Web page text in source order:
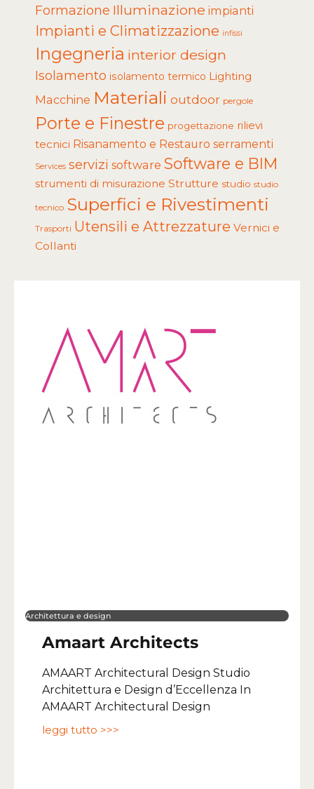
Formazione Illuminazione impianti
Impianti e Climatizzazione infissi
Ingegneria interior design
Isolamento isolamento termico Lighting
Macchine Materiali outdoor pergole
Porte e Finestre progettazione rilievi
tecnici Risanamento e Restauro serramenti
Services servizi software Software e BIM
strumenti di misurazione Strutture studio studio
tecnico Superfici e Rivestimenti
Trasporti Utensili e Attrezzature Vernici e
Collanti
Architettura e design
Amaart Architects
AMAART Architectural Design Studio
Architettura e Design d’Eccellenza In
AMAART Architectural Design
leggi tutto >>>